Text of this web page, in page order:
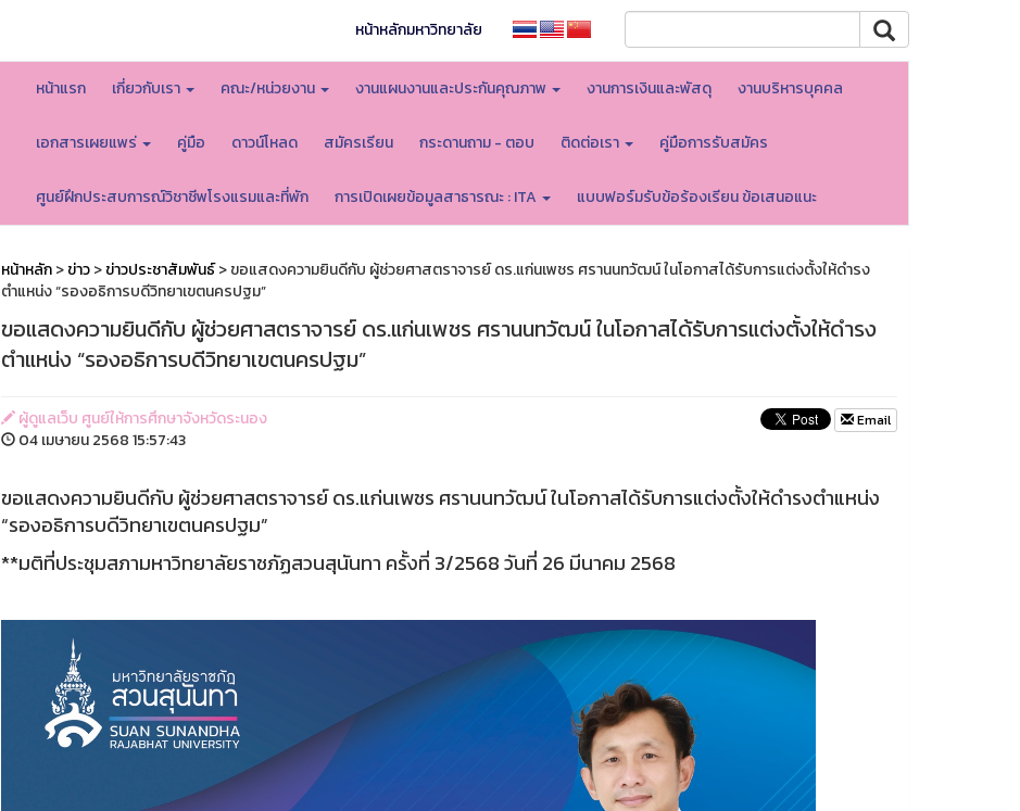
หน้าหลักมหาวิทยาลัย
หน้าแรก เกี่ยวกับเรา คณะ/หน่วยงาน งานแผนงานและประกันคุณภาพ งานการเงินและพัสดุ งานบริหารบุคคล
เอกสารเผยแพร่ คู่มือ ดาวน์โหลด สมัครเรียน กระดานถาม - ตอบ ติดต่อเรา คู่มือการรับสมัคร
ศูนย์ฝึกประสบการณ์วิชาชีพโรงแรมและที่พัก การเปิดเผยข้อมูลสาธารณะ : ITA แบบฟอร์มรับข้อร้องเรียน ข้อเสนอแนะ
หน้าหลัก>ข่าว>ข่าวประชาสัมพันธ์> ขอแสดงความยินดีกับ ผู้ช่วยศาสตราจารย์ ดร.แก่นเพชร ศรานนทวัฒน์ ในโอกาสได้รับการแต่งตั้งให้ดำรง
ตำแหน่ง “รองอธิการบดีวิทยาเขตนครปฐม”
ขอแสดงความยินดีกับ ผู้ช่วยศาสตราจารย์ ดร.แก่นเพชร ศรานนทวัฒน์ ในโอกาสได้รับการแต่งตั้งให้ดำรง
ตำแหน่ง “รองอธิการบดีวิทยาเขตนครปฐม”
ผู้ดูแลเว็บ ศูนย์ให้การศึกษาจังหวัดระนอง
04 เมษายน 2568 15:57:43
Email
ขอแสดงความยินดีกับ ผู้ช่วยศาสตราจารย์ ดร.แก่นเพชร ศรานนทวัฒน์ ในโอกาสได้รับการแต่งตั้งให้ดำรงตำแหน่ง
“รองอธิการบดีวิทยาเขตนครปฐม”
**มติที่ประชุมสภามหาวิทยาลัยราชภัฏสวนสุนันทา ครั้งที่ 3/2568 วันที่ 26 มีนาคม 2568